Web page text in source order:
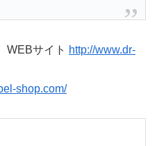
WEBサイト http://www.dr-
shop.com/